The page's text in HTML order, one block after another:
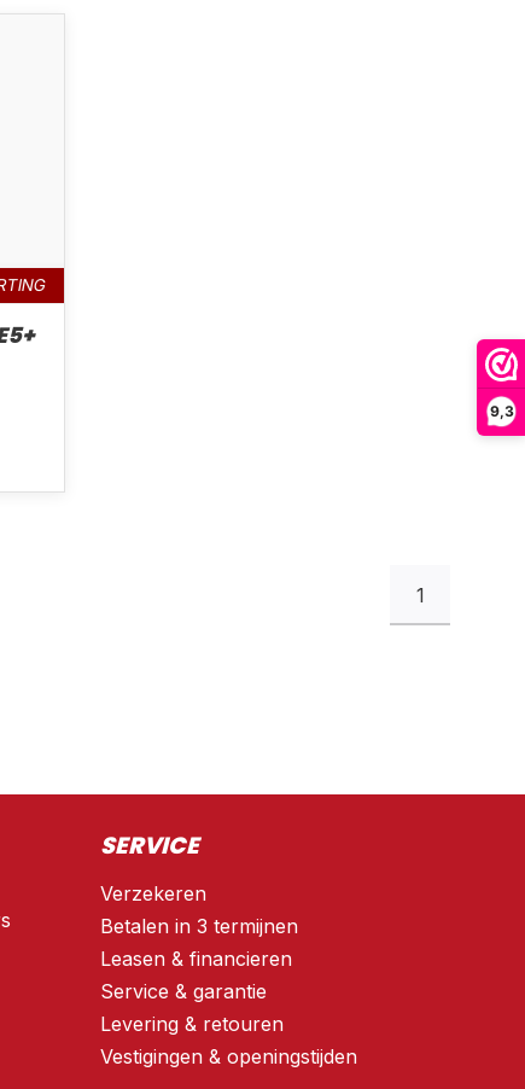
9,3
1
SERVICE
Verzekeren
Betalen in 3 termijnen
Leasen & financieren
Service & garantie
Levering & retouren
Vestigingen & openingstijden